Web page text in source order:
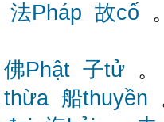
法Pháp 故cố 。
佛Phật 子tử 。
thừa 船thuyền